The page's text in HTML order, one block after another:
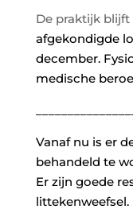
De praktijk blijft
afgekondigde
december.
medische
Vanaf nu is er
behandeld te
Er zijn goede
littekenweefsel.